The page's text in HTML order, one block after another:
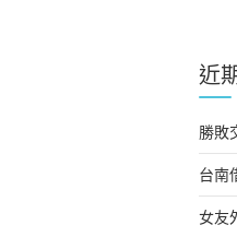
近
勝敗
台南
女友